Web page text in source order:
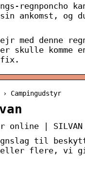
regnponcho
ankomst, og
med denne
komme
fix.
Campingudstyr
online | SILVAN
til
eller flere, vi